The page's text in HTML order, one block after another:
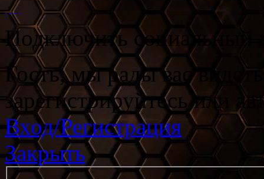
Подключить социальный
Гость, мы рады вас
зарегистрируйтесь или
Вход/Регистрация
Закрыть